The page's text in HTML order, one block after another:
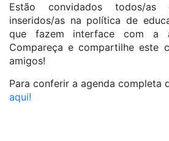
Estão convidados todos/as
inseridos/as na política de
que fazem interface com a
Compareça e compartilhe este
amigos!
Para conferir a agenda completa
aqui!